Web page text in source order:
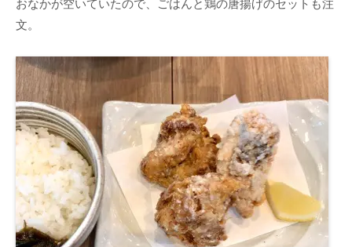
おなかが空いていたので、ごはんと鶏の唐揚げのセットも注
文。